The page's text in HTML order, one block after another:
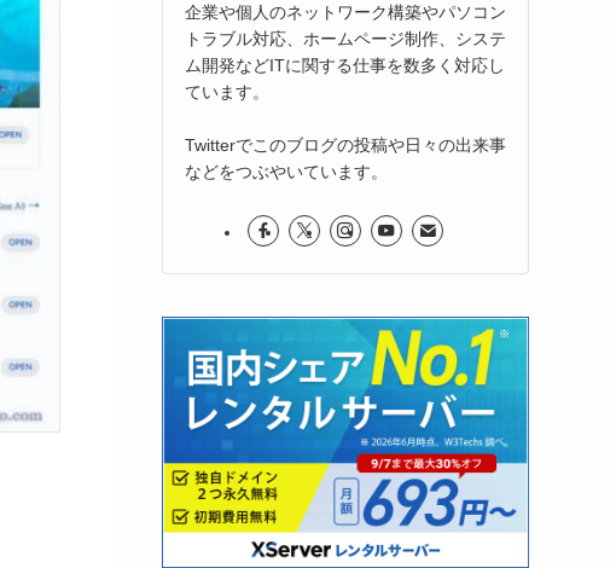
企業や個人のネットワーク構築やパソコン
トラブル対応、ホームページ制作、システ
ム開発などITに関する仕事を数多く対応し
ています。
Twitterでこのブログの投稿や日々の出来事
などをつぶやいています。